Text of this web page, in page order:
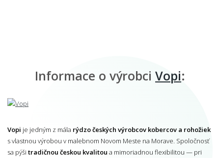
Informace o výrobci Vopi:
Vopi je jedným z mála rýdzo českých výrobcov kobercov a rohožiek
s vlastnou výrobou v malebnom Novom Meste na Morave. Spoločnosť
sa pýši tradičnou českou kvalitou a mimoriadnou flexibilitou — pri